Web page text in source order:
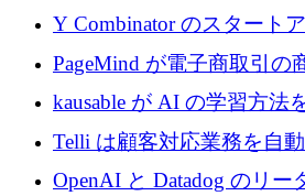
国のヘルステック挑戦者が
Y Combinator のスタート
メールを再考するために
てステルスから浮上
PageMind が電子商取引の
AI を拡張するために 120
kausable が AI の学習方法
1,200 万ユーロを調達
Telli は顧客対応業務を自
1,500 万ドルのシードを確
OpenAI と Datadog のリ